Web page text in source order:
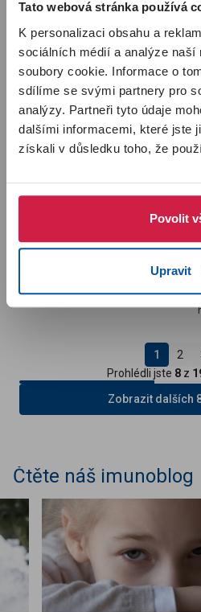
Tato webová stránka používá
K personalizaci obsahu a
sociálních médií a analýze
soubory cookie. Informace o
sdílíme se svými partnery pro
analýzy. Partneři tyto údaje
dalšími informacemi, které jste
získali v důsledku toho, že
Povolit
Upravit
zvýšení elasticity pokožky
přispívá k normální činnosti srdce
škodlivé tuky
Prohlédli jste 8 z
Zobrazit dalších
1 2
Čtěte náš imunoblog
Upozornění pro
Milí zákazníci, spustili jsme pro vás
krabiček už není potřeba zadávat –
automaticky připíší po zaplacení
Imunoklubu se do nového
začátku. Po registraci nebo po
. Pokud jste byli v
členem, automaticky jsme vás
informací najdetev sekci